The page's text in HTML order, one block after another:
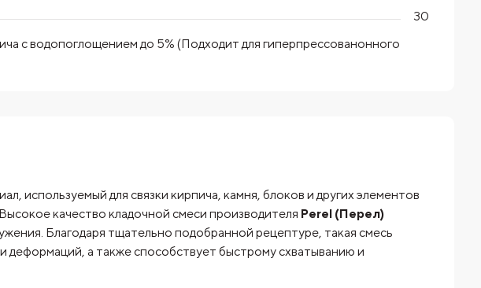
30
с водопоглощением до 5% (Подходит для гиперпрессованонного
используемый для связки кирпича, камня, блоков и других элементов
качество кладочной смеси производителя Perel (Перел)
Благодаря тщательно подобранной рецептуре, такая смесь
деформаций, а также способствует быстрому схватыванию и